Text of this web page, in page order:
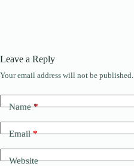
Leave a Reply
Your email address will not be published.
Name*
Email*
Website